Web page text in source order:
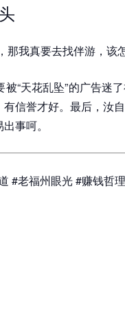
那我真要去找伴游，该
“天花乱坠”的广告迷
信誉才好。最后，汝
事呵。
#老福州眼光 #赚钱哲